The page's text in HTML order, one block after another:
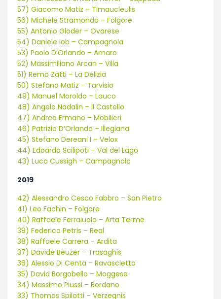
57) Giacomo Matiz – Timaucleulis
56) Michele Stramondo – Folgore
55) Antonio Gloder – Ovarese
54) Daniele Iob – Campagnola
53) Paolo D’Orlando – Amaro
52) Massimiliano Arcan – Villa
51) Remo Zatti – La Delizia
50) Stefano Matiz – Tarvisio
49) Manuel Moroldo – Lauco
48) Angelo Nadalin – Il Castello
47) Andrea Ermano – Mobilieri
46) Patrizio D’Orlando – Illegiana
45) Stefano Dereani I – Velox
44) Edoardo Scilipoti – Val del Lago
43) Luca Cussigh – Campagnola
2019
42) Alessandro Cesco Fabbro – San Pietro
41) Leo Fachin – Folgore
40) Raffaele Ferraiuolo – Arta Terme
39) Federico Petris – Real
38) Raffaele Carrera – Ardita
37) Davide Beuzer – Trasaghis
36) Alessio Di Centa – Ravascletto
35) David Borgobello – Moggese
34) Massimo Piussi – Bordano
33) Thomas Spilotti – Verzegnis